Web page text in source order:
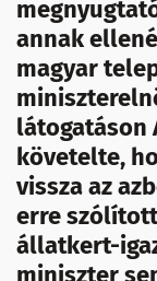
annak
magyar
látogatáson
követelte,
vissza az
erre
állatkert-
miniszter